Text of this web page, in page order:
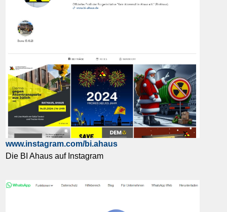
www.instagram.com/bi.ahaus
Die BI Ahaus auf Instagram